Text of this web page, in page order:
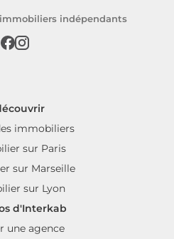
indépendants
immobiliers
sur Paris
sur Marseille
sur Lyon
d'Interkab
une agence